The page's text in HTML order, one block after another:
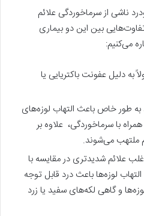
ناشی از سرماخوردگی علائم
بین این دو بیماری
می‌کنیم:
به دلیل عفونت باکتریایی یا
به طور خاص باعث التهاب لوزه‌های
با سرماخوردگی، علاوه بر
ملتهب می‌شوند.
علائم شدیدتری در مقایسه با
لوزه‌ها باعث درد قابل توجه
و گاهی لکه‌های سفید یا زرد